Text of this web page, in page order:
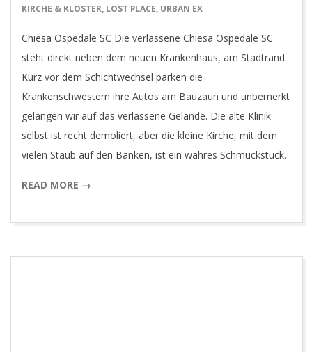
07-
KIRCHE & KLOSTER, LOST PLACE, URBAN EX
Chiesa Ospedale SC Die verlassene Chiesa Ospedale SC
steht direkt neben dem neuen Krankenhaus, am Stadtrand.
Kurz vor dem Schichtwechsel parken die
Krankenschwestern ihre Autos am Bauzaun und unbemerkt
gelangen wir auf das verlassene Gelände. Die alte Klinik
selbst ist recht demoliert, aber die kleine Kirche, mit dem
vielen Staub auf den Bänken, ist ein wahres Schmuckstück.
READ MORE →